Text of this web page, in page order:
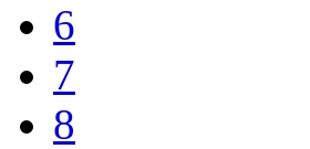
6
7
8